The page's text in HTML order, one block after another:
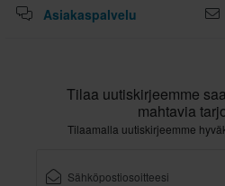
Asiakaspalvelu
Tilaa uutiskirjeemme
mahtavia
Tilaamalla uutiskirjeemme